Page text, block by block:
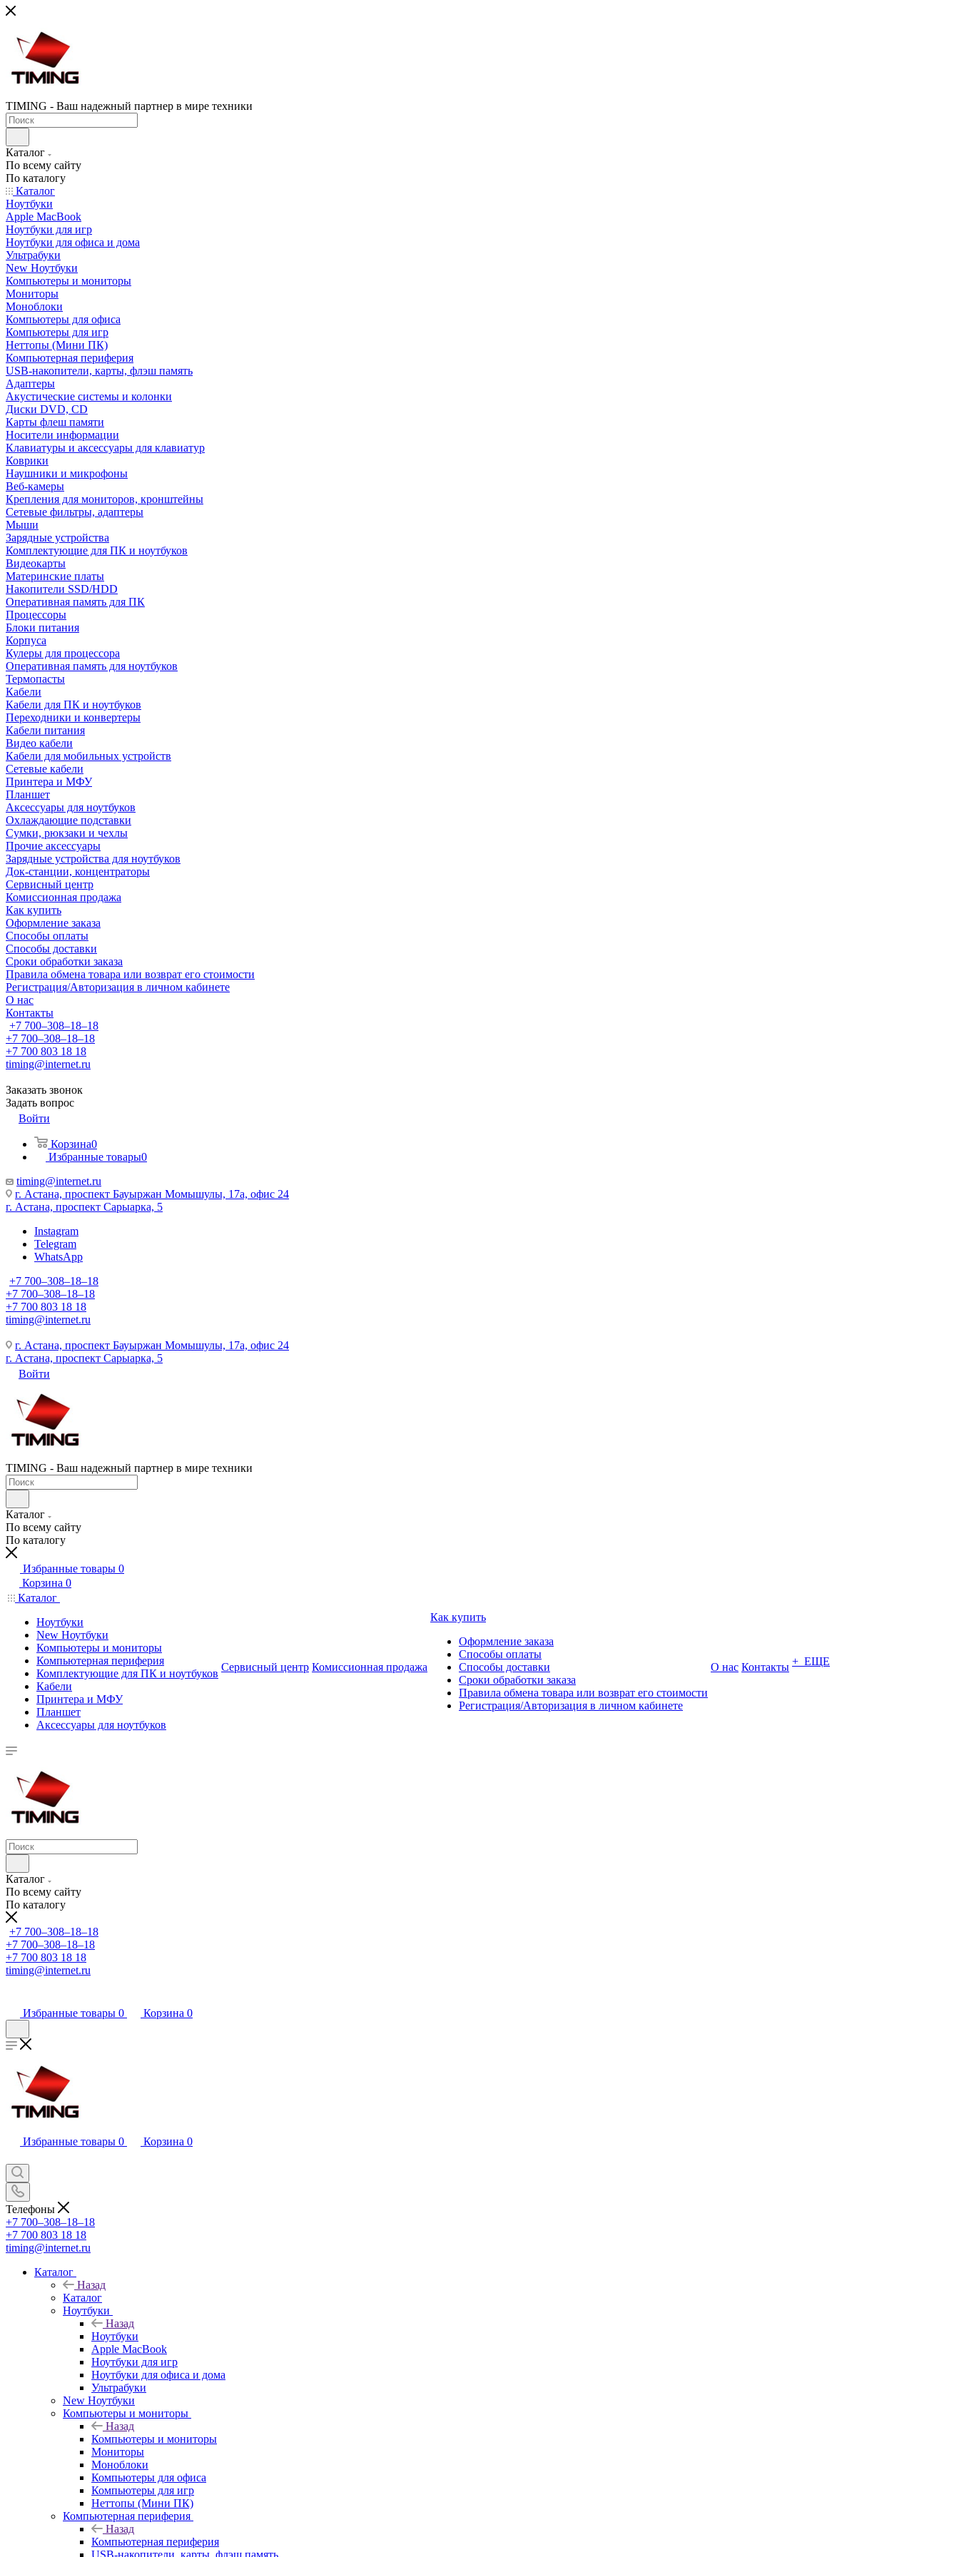
TIMING - Ваш надежный партнер в мире техники
Каталог
По всему сайту
По каталогу
Каталог
Ноутбуки
Apple MacBook
Ноутбуки для игр
Ноутбуки для офиса и дома
Ультрабуки
New Ноутбуки
Компьютеры и мониторы
Мониторы
Моноблоки
Компьютеры для офиса
Компьютеры для игр
Неттопы (Мини ПК)
Компьютерная периферия
USB-накопители, карты, флэш память
Адаптеры
Акустические системы и колонки
Диски DVD, CD
Карты флеш памяти
Носители информации
Клавиатуры и аксессуары для клавиатур
Коврики
Наушники и микрофоны
Веб-камеры
Крепления для мониторов, кронштейны
Сетевые фильтры, адаптеры
Мыши
Зарядные устройства
Комплектующие для ПК и ноутбуков
Видеокарты
Материнские платы
Накопители SSD/HDD
Оперативная память для ПК
Процессоры
Блоки питания
Корпуса
Кулеры для процессора
Оперативная память для ноутбуков
Термопасты
Кабели
Кабели для ПК и ноутбуков
Переходники и конвертеры
Кабели питания
Видео кабели
Кабели для мобильных устройств
Сетевые кабели
Принтера и МФУ
Планшет
Аксессуары для ноутбуков
Охлаждающие подставки
Сумки, рюкзаки и чехлы
Прочие аксессуары
Зарядные устройства для ноутбуков
Док-станции, концентраторы
Сервисный центр
Комиссионная продажа
Как купить
Оформление заказа
Способы оплаты
Способы доставки
Сроки обработки заказа
Правила обмена товара или возврат его стоимости
Регистрация/Авторизация в личном кабинете
О нас
Контакты
+7 700‒308‒18‒18
+7 700‒308‒18‒18
+7 700 803 18 18
timing@internet.ru
Заказать звонок
Задать вопрос
Войти
Корзина0
Избранные товары0
timing@internet.ru
г. Астана, проспект Бауыржан Момышулы, 17а, офис 24
г. Астана, проспект Сарыарка, 5
Instagram
Telegram
WhatsApp
+7 700‒308‒18‒18
+7 700‒308‒18‒18
+7 700 803 18 18
timing@internet.ru
г. Астана, проспект Бауыржан Момышулы, 17а, офис 24
г. Астана, проспект Сарыарка, 5
Войти
TIMING - Ваш надежный партнер в мире техники
Каталог
По всему сайту
По каталогу
Избранные товары 0
Корзина 0
Каталог
Ноутбуки
New Ноутбуки
Компьютеры и мониторы
Компьютерная периферия
Комплектующие для ПК и ноутбуков
Кабели
Принтера и МФУ
Планшет
Аксессуары для ноутбуков
Сервисный центр Комиссионная продажа
Как купить
Оформление заказа
Способы оплаты
Способы доставки
Сроки обработки заказа
Правила обмена товара или возврат его стоимости
Регистрация/Авторизация в личном кабинете
О нас Контакты + ЕЩЕ
Каталог
По всему сайту
По каталогу
+7 700‒308‒18‒18
+7 700‒308‒18‒18
+7 700 803 18 18
timing@internet.ru
Избранные товары 0 Корзина 0
Избранные товары 0 Корзина 0
Телефоны
+7 700‒308‒18‒18
+7 700 803 18 18
timing@internet.ru
Каталог
Назад
Каталог
Ноутбуки
Назад
Ноутбуки
Apple MacBook
Ноутбуки для игр
Ноутбуки для офиса и дома
Ультрабуки
New Ноутбуки
Компьютеры и мониторы
Назад
Компьютеры и мониторы
Мониторы
Моноблоки
Компьютеры для офиса
Компьютеры для игр
Неттопы (Мини ПК)
Компьютерная периферия
Назад
Компьютерная периферия
USB-накопители, карты, флэш память